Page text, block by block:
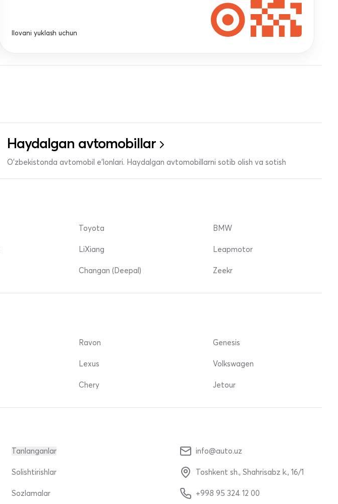
Ilovani yuklash uchun
Haydalgan avtomobillar
O'zbekistonda avtomobil e’lonlari. Haydalgan avtomobillarni sotib olish va sotish
Toyota
LiXiang
Changan (Deepal)
BMW
Leapmotor
Zeekr
Ravon
Lexus
Chery
Genesis
Volkswagen
Jetour
Tanlanganlar
Solishtirishlar
Sozlamalar
info@auto.uz
Toshkent sh., Shahrisabz k., 16/1
+998 95 324 12 00